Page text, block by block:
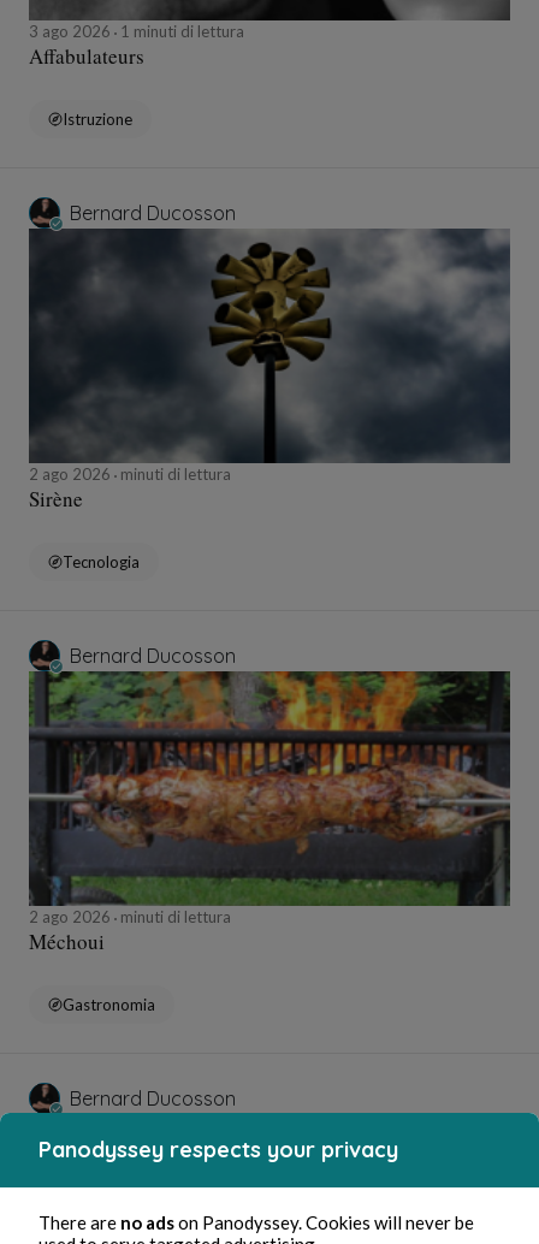
3 ago 2026 1 minuti di lettura
Affabulateurs
Istruzione
Bernard Ducosson
2 ago 2026 minuti di lettura
Sirène
Tecnologia
Bernard Ducosson
2 ago 2026 minuti di lettura
Méchoui
Gastronomia
Bernard Ducosson
Panodyssey respects your privacy
There are no adson Panodyssey. Cookies will never be